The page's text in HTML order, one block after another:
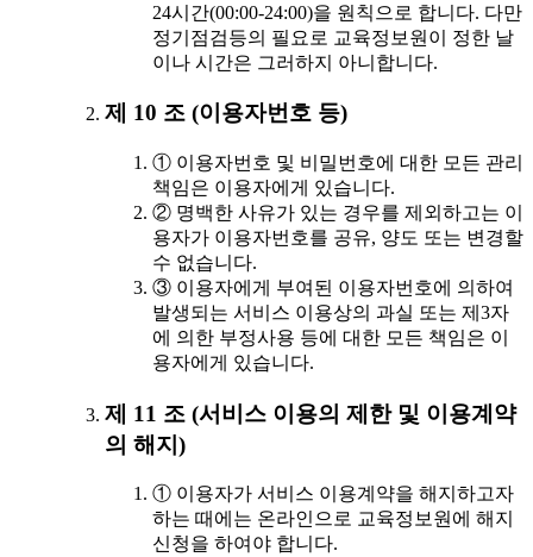
24시간(00:00-24:00)을 원칙으로 합니다. 다만
정기점검등의 필요로 교육정보원이 정한 날
이나 시간은 그러하지 아니합니다.
제 10 조 (이용자번호 등)
① 이용자번호 및 비밀번호에 대한 모든 관리
책임은 이용자에게 있습니다.
② 명백한 사유가 있는 경우를 제외하고는 이
용자가 이용자번호를 공유, 양도 또는 변경할
수 없습니다.
③ 이용자에게 부여된 이용자번호에 의하여
발생되는 서비스 이용상의 과실 또는 제3자
에 의한 부정사용 등에 대한 모든 책임은 이
용자에게 있습니다.
제 11 조 (서비스 이용의 제한 및 이용계약
의 해지)
① 이용자가 서비스 이용계약을 해지하고자
하는 때에는 온라인으로 교육정보원에 해지
신청을 하여야 합니다.